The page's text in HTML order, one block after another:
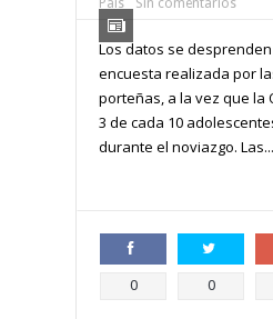
País
Sin comentarios
Los datos se
encuesta realizada por
porteñas, a la vez que la
3 de cada 10
durante el noviazgo. Las...
Compartir
0 Compartir
0